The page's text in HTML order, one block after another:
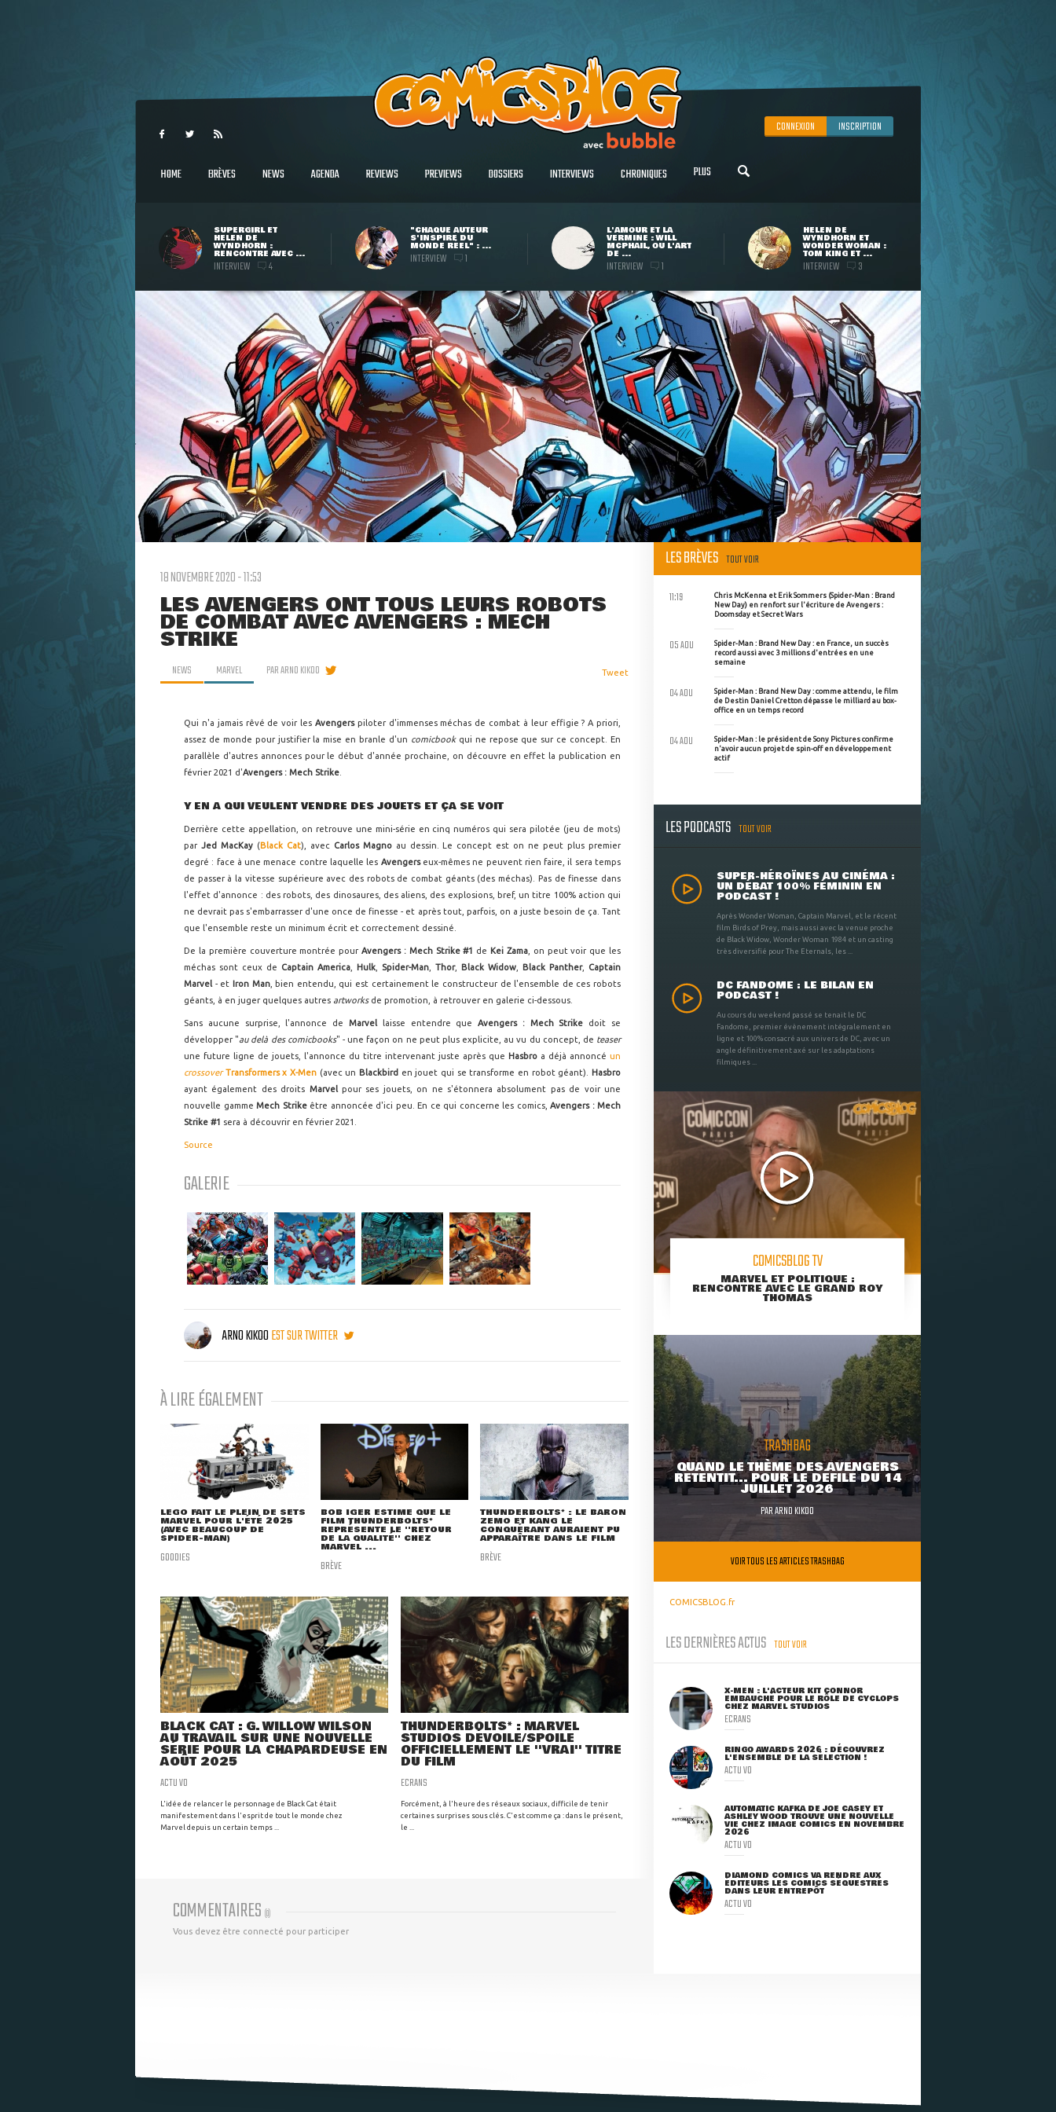
CONNEXION INSCRIPTION
HOME BRÈVES NEWS AGENDA REVIEWS PREVIEWS DOSSIERS INTERVIEWS CHRONIQUES PLUS
SUPERGIRL ET
HELEN DE
WYNDHORN :
RENCONTRE AVEC ...
INTERVIEW 4
"CHAQUE AUTEUR
S'INSPIRE DU
MONDE RÉEL" : ...
INTERVIEW 1
L'AMOUR ET LA
VERMINE : WILL
MCPHAIL, OU L'ART
DE ...
INTERVIEW 1
HELEN DE
WYNDHORN ET
WONDER WOMAN :
TOM KING ET ...
INTERVIEW 3
18 NOVEMBRE 2020 - 11:53
LES AVENGERS ONT TOUS LEURS ROBOTS
DE COMBAT AVEC AVENGERS : MECH
STRIKE
NEWS MARVEL PARARNO KIKOO Tweet
Qui n'a jamais rêvé de voir les Avengers piloter d'immenses méchas de combat à leur effigie ? A priori,
assez de monde pour justifier la mise en branle d'un comicbook qui ne repose que sur ce concept. En
parallèle d'autres annonces pour le début d'année prochaine, on découvre en effet la publication en
février 2021 d'Avengers : Mech Strike
Y EN A QUI VEULENT VENDRE DES JOUETS ET ÇA SE VOIT
Derrière cette appellation, on retrouve une mini-série en cinq numéros qui sera pilotée (jeu de mots)
par Jed MacKay (Black Cat), avec Carlos Magno au dessin. Le concept est on ne peut plus premier
degré : face à une menace contre laquelle les Avengers eux-mêmes ne peuvent rien faire, il sera temps
de passer à la vitesse supérieure avec des robots de combat géants (des méchas). Pas de finesse dans
l'effet d'annonce : des robots, des dinosaures, des aliens, des explosions, bref, un titre 100% action qui
ne devrait pas s'embarrasser d'une once de finesse - et après tout, parfois, on a juste besoin de ça. Tant
que l'ensemble reste un minimum écrit et correctement dessiné.
De la première couverture montrée pour Avengers : Mech Strike #1 de Kei Zama, on peut voir que les
méchas sont ceux de Captain America Hulk Spider-Man Thor, Black Widow Black Panther, Captain
Marvel - et Iron Man, bien entendu, qui est certainement le constructeur de l'ensemble de ces robots
géants, à en juger quelques autres artworks de promotion, à retrouver en galerie ci-dessous.
Sans aucune surprise, l'annonce de Marvel laisse entendre queAvengers : Mech Strike doit se
développer "au delà des comicbooks" - une façon on ne peut plus explicite, au vu du concept, de teaser
une future ligne de jouets, l'annonce du titre intervenant juste après que Hasbro a déjà annoncé un
crossoverTransformers x X-Men (avec un Blackbird en jouet qui se transforme en robot géant).
Hasbro
ayant également des droits Marvelpour ses jouets, on ne s'étonnera absolument pas de voir une
nouvelle gamme Mech Strike être annoncée d'ici peu. En ce qui concerne les comics, Avengers : Mech
Strike #1 sera à découvrir en février 2021.
Source
GALERIE
ARNO KIKOOEST SUR TWITTER
À LIRE ÉGALEMENT
LEGO FAIT LE PLEIN DE SETS
MARVEL POUR L'ÉTÉ 2025
(AVEC BEAUCOUP DE
SPIDER-MAN)
GOODIES
BOB IGER ESTIME QUE LE
FILM THUNDERBOLTS*
REPRÉSENTE LE ''RETOUR
DE LA QUALITÉ'' CHEZ
MARVEL ...
BRÈVE
THUNDERBOLTS* : LE BARON
ZEMO ET KANG LE
CONQUÉRANT AURAIENT PU
APPARAÎTRE DANS LE FILM
BRÈVE
BLACK CAT : G. WILLOW WILSON
AU TRAVAIL SUR UNE NOUVELLE
SÉRIE POUR LA CHAPARDEUSE EN
AOÛT 2025
ACTU VO
L'idée de relancer le personnage de Black Cat était
manifestement dans l'esprit de tout le monde chez
Marvel depuis un certain temps ...
THUNDERBOLTS* : MARVEL
STUDIOS DÉVOILE/SPOILE
OFFICIELLEMENT LE ''VRAI'' TITRE
DU FILM
ECRANS
Forcément, à l'heure des réseaux sociaux, difficile de tenir
certaines surprises sous clés. C'est comme ça : dans le présent,
le ...
COMMENTAIRES (0)
Vous devez être connecté pour participer
LES BRÈVES TOUT VOIR
Chris McKenna et Erik Sommers (Spider-Man : Brand
New Day) en renfort sur l'écriture de Avengers :
Doomsday et Secret Wars
11:19
Spider-Man : Brand New Day : en France, un succès
record aussi avec 3 millions d'entrées en une
semaine
05 AOU
Spider-Man : Brand New Day : comme attendu, le film
de Destin Daniel Cretton dépasse le milliard au box-
office en un temps record
04 AOU
Spider-Man : le président de Sony Pictures confirme
n'avoir aucun projet de spin-off en développement
actif
04 AOU
LES PODCASTS TOUT VOIR
SUPER-HÉROÏNES AU CINÉMA :
UN DÉBAT 100% FÉMININ EN
PODCAST !
Après Wonder Woman, Captain Marvel, et le récent
film Birds of Prey, mais aussi avec la venue proche
de Black Widow, Wonder Woman 1984 et un casting
très diversifié pour The Eternals, les ...
DC FANDOME : LE BILAN EN
PODCAST !
Au cours du weekend passé se tenait le DC
Fandome, premier évènement intégralement en
ligne et 100% consacré aux univers de DC, avec un
angle définitivement axé sur les adaptations
filmiques ...
COMICSBLOG TV
MARVEL ET POLITIQUE :
RENCONTRE AVEC LE GRAND ROY
THOMAS
TRASHBAG
QUAND LE THÈME DES AVENGERS
RETENTIT... POUR LE DÉFILÉ DU 14
JUILLET 2026
PARARNO KIKOO
VOIR TOUS LES ARTICLES TRASHBAG
COMICSBLOG.fr
LES DERNIÈRES ACTUS TOUT VOIR
X-MEN : L'ACTEUR KIT CONNOR
EMBAUCHÉ POUR LE RÔLE DE CYCLOPS
CHEZ MARVEL STUDIOS
ECRANS
RINGO AWARDS 2026 : DÉCOUVREZ
L'ENSEMBLE DE LA SÉLECTION !
ACTU VO
AUTOMATIC KAFKA DE JOE CASEY ET
ASHLEY WOOD TROUVE UNE NOUVELLE
VIE CHEZ IMAGE COMICS EN NOVEMBRE
2026
ACTU VO
DIAMOND COMICS VA RENDRE AUX
ÉDITEURS LES COMICS SÉQUESTRÉS
DANS LEUR ENTREPÔT
ACTU VO